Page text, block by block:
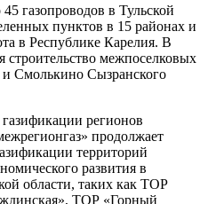
газопроводов в Тульской
пунктов в 15 районах и
в Республике Карелия. В
строительство межпоселковых
Смолькино Сызранского
регионов
продолжает
территорий
развития в
области, таких как ТОР
ТОР «Горный